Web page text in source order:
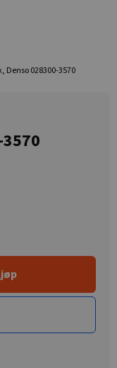
Denso 028300-3570